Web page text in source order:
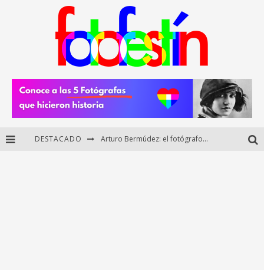
DESTACADO Arturo Bermúdez: el fotógrafo mexicano que brilló en los Premios HUAWEI XMAGE 2025